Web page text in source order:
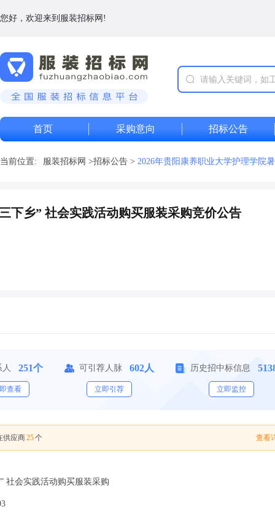
您好，欢迎来到服装招标网!
首页 采购意向 招标公告
当前位置: 服装招标网 >招标公告 > 2026年贵阳康养职业大学护理学院
下乡” 社会实践活动购买服装采购竞价公告
251个
查看
可引荐人脉 602人
立即引荐
历史招中标信息
立即监控
供应商25个 查看
社会实践活动购买服装采购